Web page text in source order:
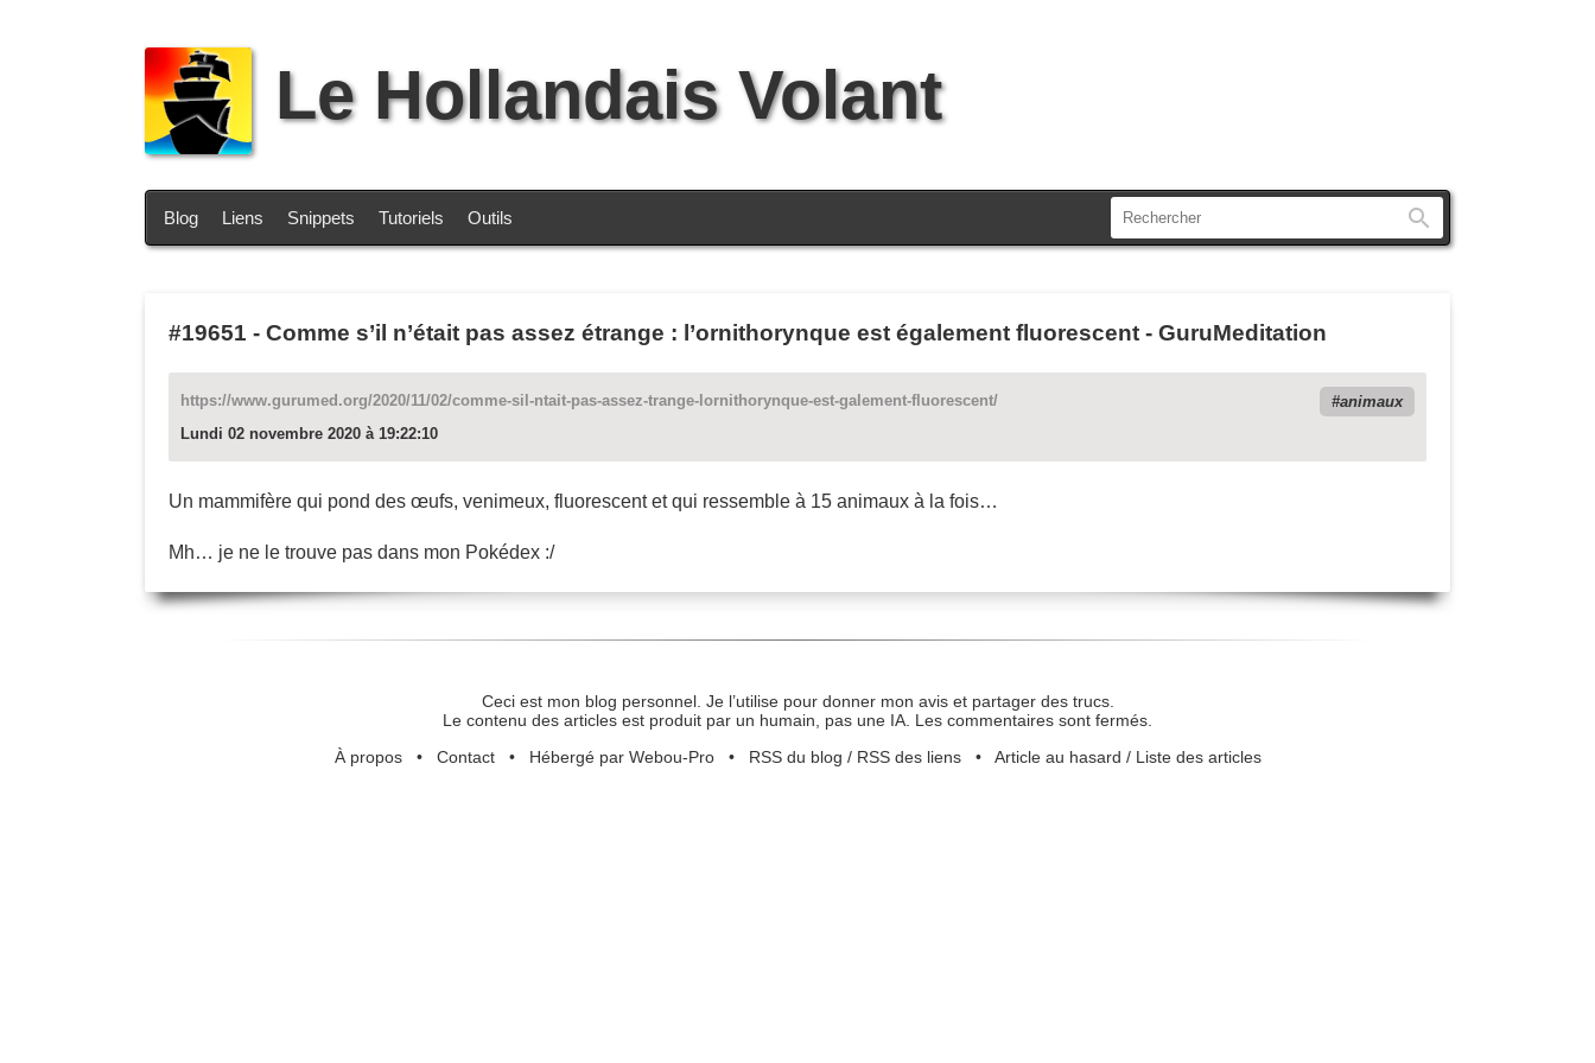
Le Hollandais Volant
Blog Liens Snippets Tutoriels Outils
#19651 - Comme s’il n’était pas assez étrange : l’ornithorynque est également fluorescent - GuruMeditation
https://www.gurumed.org/2020/11/02/comme-sil-ntait-pas-assez-trange-lornithorynque-est-galement-fluorescent/
animaux
Lundi 02 novembre 2020 à 19:22:10
Un mammifère qui pond des œufs, venimeux, fluorescent et qui ressemble à 15 animaux à la fois…
Mh… je ne le trouve pas dans mon Pokédex :/
Ceci est mon blog personnel. Je l’utilise pour donner mon avis et partager des trucs.
Le contenu des articles est produit par un humain, pas une IA. Les commentaires sont fermés.
À propos• Contact• Hébergé par Webou-Pro• RSS du blog / RSS des liens• Article au hasard / Liste des articles